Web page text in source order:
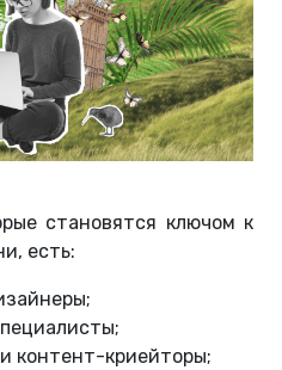
становятся ключом к
есть:
контент-криейторы;